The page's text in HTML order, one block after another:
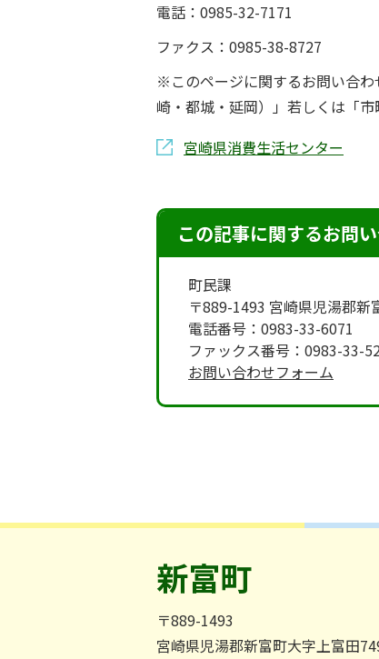
電話：0985-32-7171
ファクス：0985-38-8727
※このページに関するお問い合
崎・都城・延岡）」若しくは「
宮崎県消費生活センター
この記事に関するお問
町民課
〒889-1493 宮崎県児湯郡
電話番号：0983-33-6071
ファックス番号：0983-33-
お問い合わせフォーム
新富町
〒889-1493
宮崎県児湯郡新富町大字上富田